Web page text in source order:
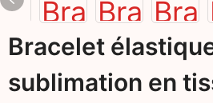
Bracelet
sublimation en